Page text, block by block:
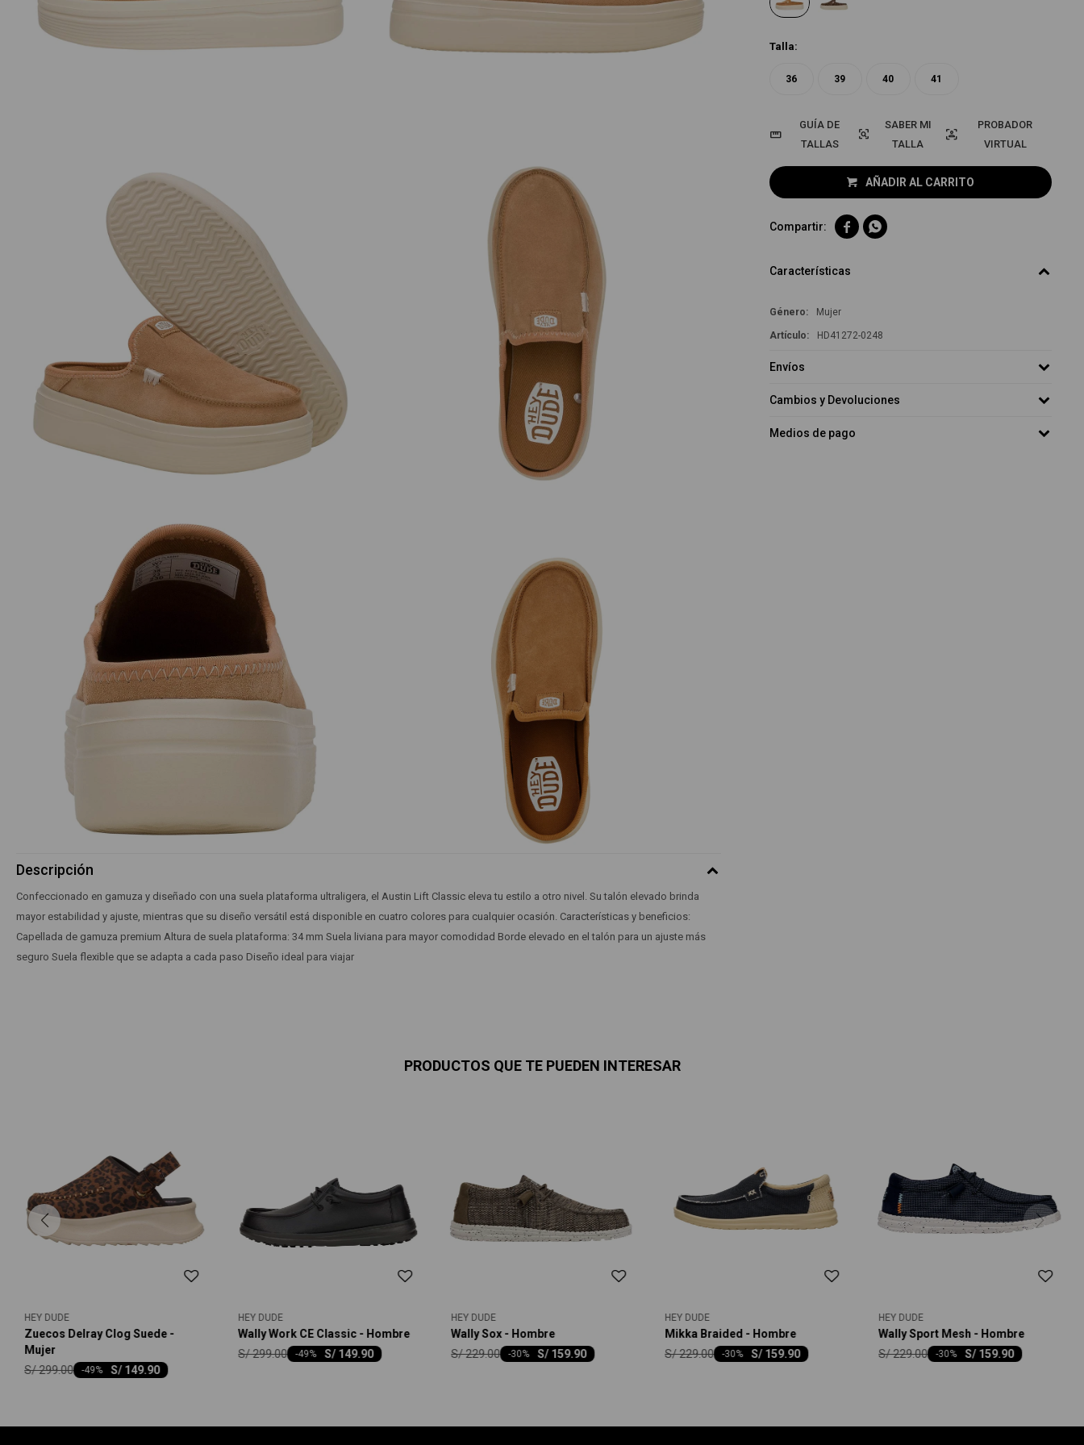
Descripción
Confeccionado en gamuza y diseñado con una suela plataforma ultraligera, el Austin Lift Classic eleva tu estilo a otro nivel. Su talón elevado brinda
mayor estabilidad y ajuste, mientras que su diseño versátil está disponible en cuatro colores para cualquier ocasión. Características y beneficios:
Capellada de gamuza premium Altura de suela plataforma: 34 mm Suela liviana para mayor comodidad Borde elevado en el talón para un ajuste más
seguro Suela flexible que se adapta a cada paso Diseño ideal para viajar
Talla:
36 39 40 41
GUÍA DE
TALLAS
PROBADOR
VIRTUAL
AÑADIR AL CARRITO
 
Características
Género Mujer
HD41272-0248
Envíos
Cambios y Devoluciones
Medios de pago
PRODUCTOS QUE TE PUEDEN INTERESAR
HEY DUDE
Zuecos Delray Clog Suede -
Mujer
S/ 149.90
-49
S/299.00
HEY DUDE
Wally Work CE Classic - Hombre
S/ 149.90
-49
S/299.00
HEY DUDE
Wally Sox - Hombre
S/ 159.90
-30
S/229.00
HEY DUDE
Mikka Braided - Hombre
S/ 159.90
-30
S/229.00
HEY DUDE
Wally Sport Mesh - Hombre
S/ 159.90
-30
S/229.00